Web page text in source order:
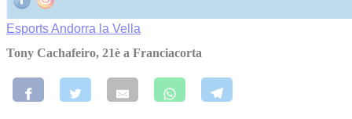
EsportsAndorra la Vella
Tony Cachafeiro, 21è a Franciacorta